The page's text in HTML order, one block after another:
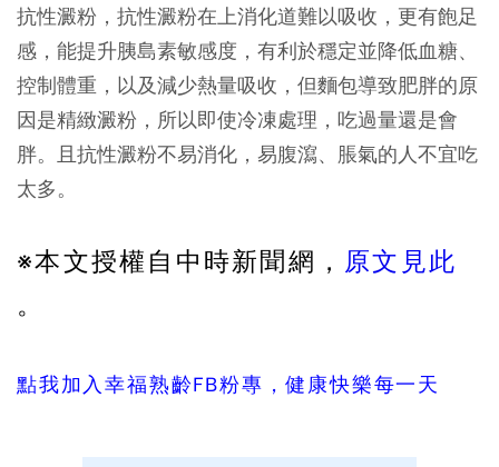
抗性澱粉，抗性澱粉在上消化道難以吸收，更有飽足
感，能提升胰島素敏感度，有利於穩定並降低血糖、
控制體重，以及減少熱量吸收，但麵包導致肥胖的原
因是精緻澱粉，所以即使冷凍處理，吃過量還是會
胖。且抗性澱粉不易消化，易腹瀉、脹氣的人不宜吃
太多。
※本文授權自中時新聞網， 原文見此
。
點我加入幸福熟齡FB粉專，健康快樂每一天